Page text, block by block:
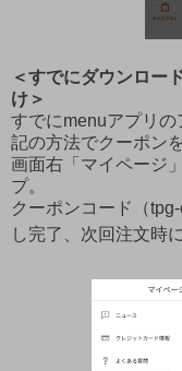
＜すでにダウンロー
け＞
すでにmenuアプリ
記の方法でクーポン
画面右「マイページ
プ。
クーポンコード（
し完了、次回注文時